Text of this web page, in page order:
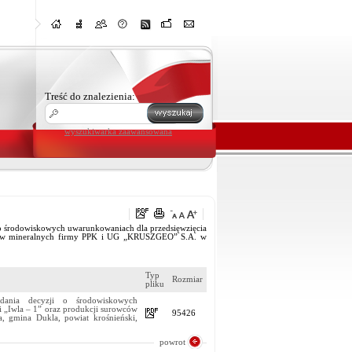
Treść do znalezienia:
wyszukiwarka zaawansowana
uwarunkowaniach dla przedsięwzięcia
mineralnych firmy PPK i UG „KRUSZGEO” S.A. w
Typ
pliku
Rozmiar
decyzji o środowiskowych
„Iwla – 1” oraz produkcji surowców
gmina Dukla, powiat krośnieński,
95426
powrot